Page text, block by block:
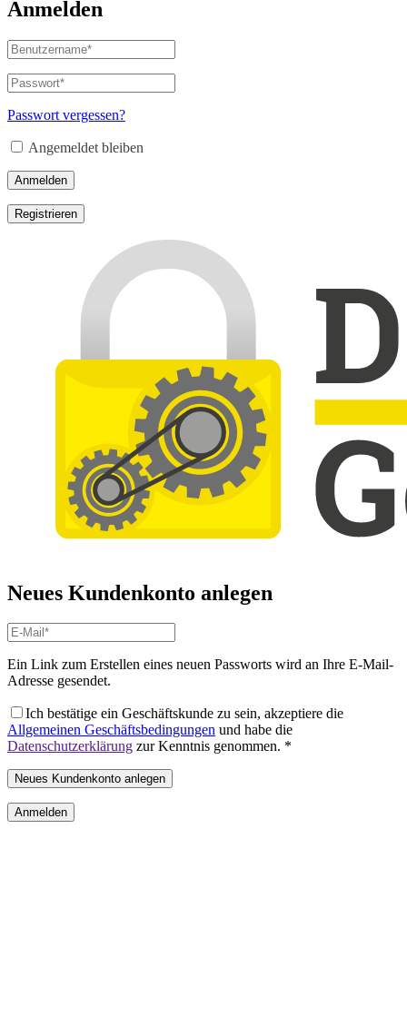
Anmelden
Passwort vergessen?
Angemeldet bleiben
Anmelden
Registrieren
Neues Kundenkonto anlegen
Ein Link zum Erstellen eines neuen Passworts wird an Ihre E-Mail-
Adresse gesendet.
Ich bestätige ein Geschäftskunde zu sein, akzeptiere die
Allgemeinen Geschäftsbedingungen und habe die
Datenschutzerklärung zur Kenntnis genommen. *
Neues Kundenkonto anlegen
Anmelden